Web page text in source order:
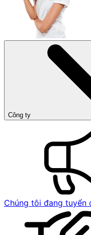
Công ty
Chúng tôi đang tuyển